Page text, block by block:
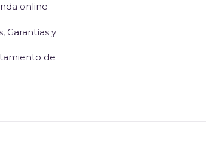
online
Garantías y
de